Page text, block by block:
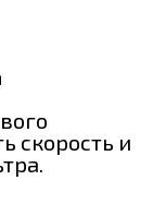
скорость и